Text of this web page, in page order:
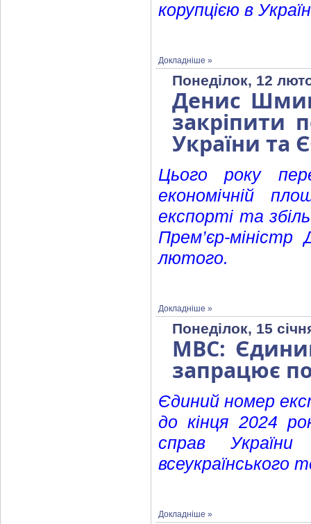
корупцією в
Докладніше »
Понеділок, 12
Денис
закріпити
України та
Цього року
економічній
експорті та
Прем’єр-
лютого.
Докладніше »
Понеділок, 15
МВС:
запрацює по
Єдиний номер
до кінця 2024
справ
всеукраїнського
Докладніше »